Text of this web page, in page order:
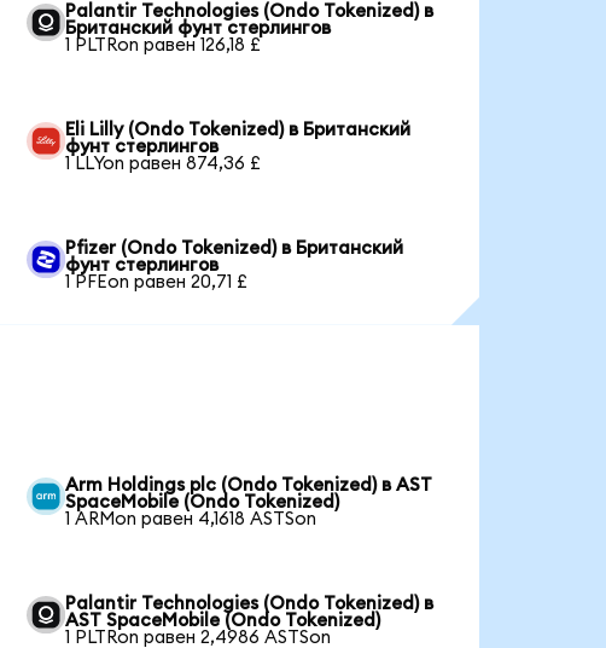
Palantir Technologies (Ondo Tokenized) в
Британский фунт стерлингов
1 PLTRon равен 126,18 £
Eli Lilly (Ondo Tokenized) в Британский
фунт стерлингов
1 LLYon равен 874,36 £
Pfizer (Ondo Tokenized) в Британский
фунт стерлингов
1 PFEon равен 20,71 £
Arm Holdings plc (Ondo Tokenized) в AST
SpaceMobile (Ondo Tokenized)
1 ARMon равен 4,1618 ASTSon
Palantir Technologies (Ondo Tokenized) в
AST SpaceMobile (Ondo Tokenized)
1 PLTRon равен 2,4986 ASTSon